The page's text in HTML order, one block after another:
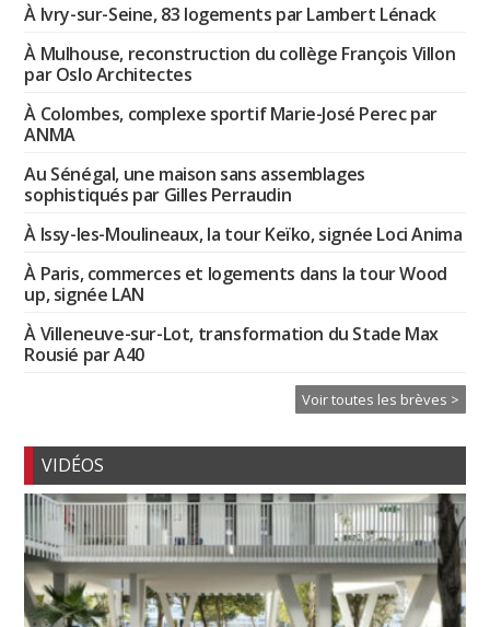
À Ivry-sur-Seine, 83 logements par Lambert Lénack
À Mulhouse, reconstruction du collège François Villon
par Oslo Architectes
À Colombes, complexe sportif Marie-José Perec par
ANMA
Au Sénégal, une maison sans assemblages
sophistiqués par Gilles Perraudin
À Issy-les-Moulineaux, la tour Keïko, signée Loci Anima
À Paris, commerces et logements dans la tour Wood
up, signée LAN
À Villeneuve-sur-Lot, transformation du Stade Max
Rousié par A40
Voir toutes les brèves >
VIDÉOS